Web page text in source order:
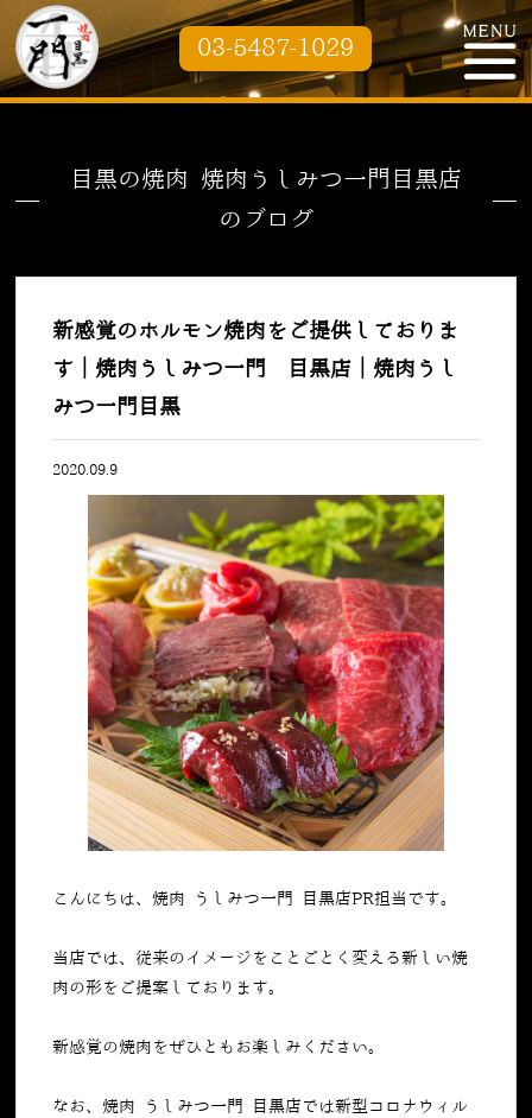
03-5487-1029
目黒の焼肉 焼肉うしみつ一門目黒店
のブログ
新感覚のホルモン焼肉をご提供しておりま
す｜焼肉うしみつ一門 目黒店｜焼肉うし
みつ一門目黒
2020.09.9
こんにちは、焼肉 うしみつ一門 目黒店PR担当です。
当店では、従来のイメージをことごとく変える新しい焼
肉の形をご提案しております。
新感覚の焼肉をぜひともお楽しみください。
なお、焼肉 うしみつ一門 目黒店では新型コロナウィル